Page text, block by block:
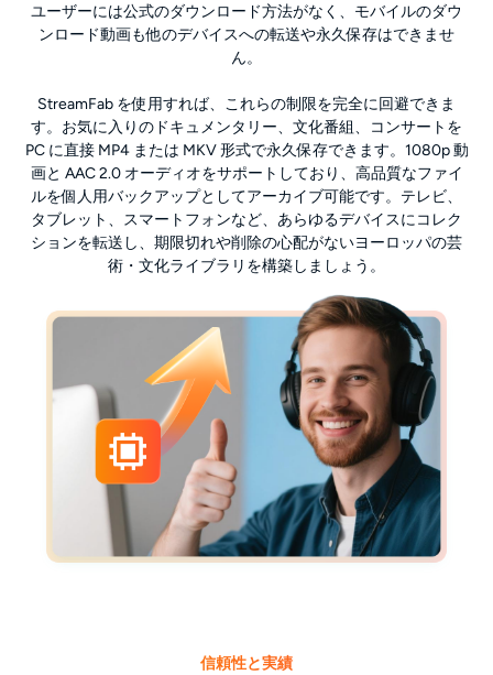
ユーザーには公式のダウンロード方法がなく、モバイルのダウ
ンロード動画も他のデバイスへの転送や永久保存はできませ
ん。
StreamFab を使用すれば、これらの制限を完全に回避できま
す。お気に入りのドキュメンタリー、文化番組、コンサートを
PC に直接 MP4 または MKV 形式で永久保存できます。1080p 動
画と AAC 2.0 オーディオをサポートしており、高品質なファイ
ルを個人用バックアップとしてアーカイブ可能です。テレビ、
タブレット、スマートフォンなど、あらゆるデバイスにコレク
ションを転送し、期限切れや削除の心配がないヨーロッパの芸
術・文化ライブラリを構築しましょう。
信頼性と実績